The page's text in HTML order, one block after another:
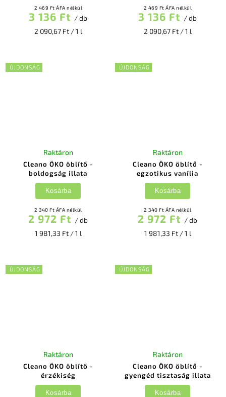
2 469 Ft ÁFA nélkül
3 136 Ft / db
2 090,67 Ft / 1 l
2 469 Ft ÁFA nélkül
3 136 Ft / db
2 090,67 Ft / 1 l
ÚJDONSÁG
Cleano ÖKO öblítő -
boldogság illata
Raktáron
2 340 Ft ÁFA nélkül
2 972 Ft / db
1 981,33 Ft / 1 l
Kosárba
ÚJDONSÁG
Cleano ÖKO öblítő -
egzotikus vanília
Raktáron
2 340 Ft ÁFA nélkül
2 972 Ft / db
1 981,33 Ft / 1 l
Kosárba
ÚJDONSÁG
Cleano ÖKO öblítő -
érzékiség
Raktáron
Kosárba
ÚJDONSÁG
Cleano ÖKO öblítő -
gyengéd tisztaság illata
Raktáron
Kosárba